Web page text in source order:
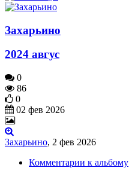
Захарьино
2024 авгус
0
86
0
02 фев 2026
Захарьино, 2 фев 2026
Комментарии к альбому